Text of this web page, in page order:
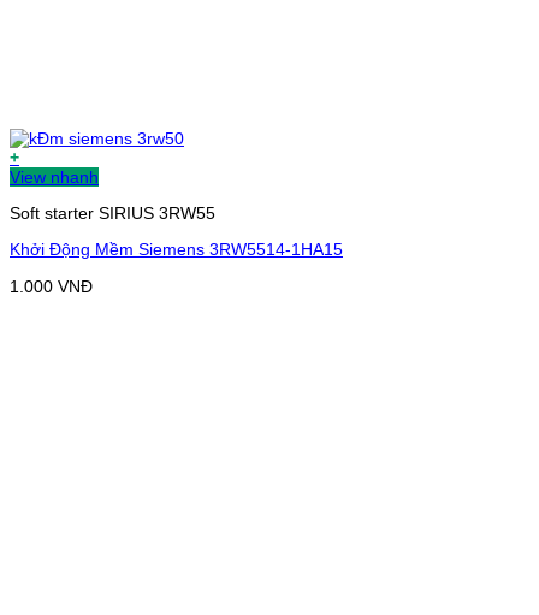
+
View nhanh
Soft starter SIRIUS 3RW55
Khởi Động Mềm Siemens 3RW5514-1HA15
1.000 VNĐ